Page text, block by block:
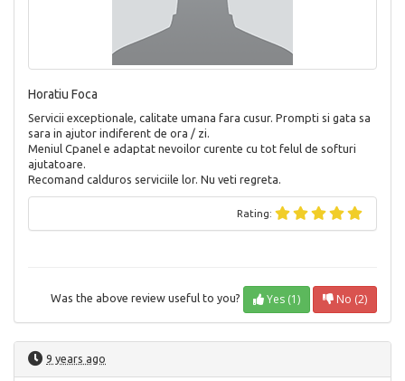
Horatiu Foca
Servicii exceptionale, calitate umana fara cusur. Prompti si gata sa
sara in ajutor indiferent de ora / zi.
Meniul Cpanel e adaptat nevoilor curente cu tot felul de softuri
ajutatoare.
Recomand calduros serviciile lor. Nu veti regreta.
Rating:
Was the above review useful to you? Yes (1) No (2)
9 years ago